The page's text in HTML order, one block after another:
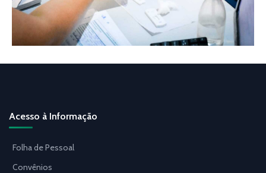
Acesso à Informação
Folha de Pessoal
Convênios